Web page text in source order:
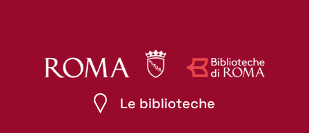
Le biblioteche